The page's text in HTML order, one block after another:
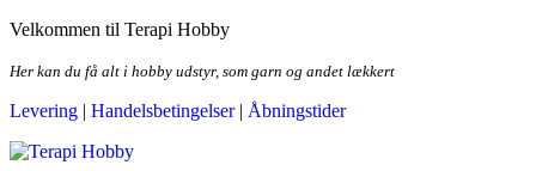
Skip
the
Velkommen til Terapi Hobby
Her kan du få alt i hobby udstyr, som garn og andet lækkert
Levering | Handelsbetingelser| Åbningstider